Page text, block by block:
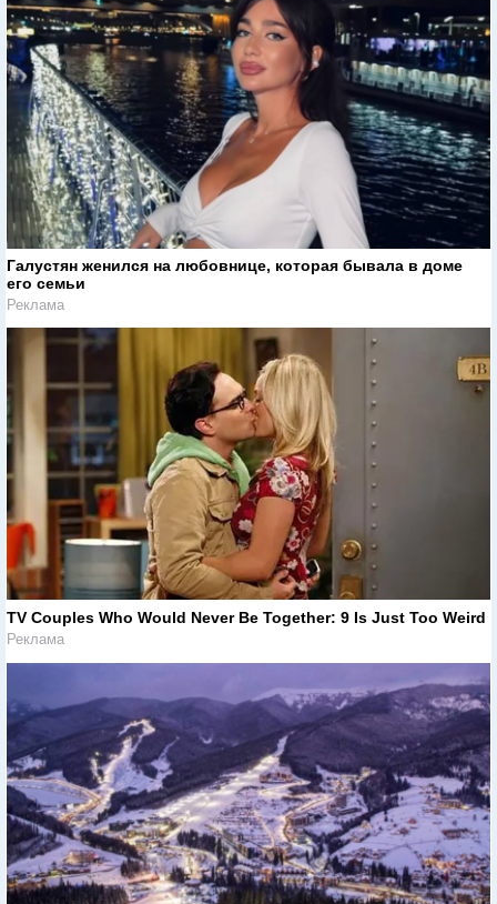
Галустян женился на любовнице, которая бывала в доме
его семьи
Реклама
TV Couples Who Would Never Be Together: 9 Is Just Too Weird
Реклама